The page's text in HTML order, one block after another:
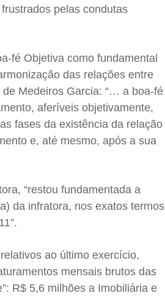
pelas condutas
fé Objetiva como fundamental
das relações entre
Medeiros Garcia: “… a boa-fé
aferíveis objetivamente,
fases da existência da relação
e, até mesmo, após a sua
“restou fundamentada a
da infratora, nos exatos termos
ao último exercício,
mensais brutos das
R$ 5,6 milhões a Imobiliária e